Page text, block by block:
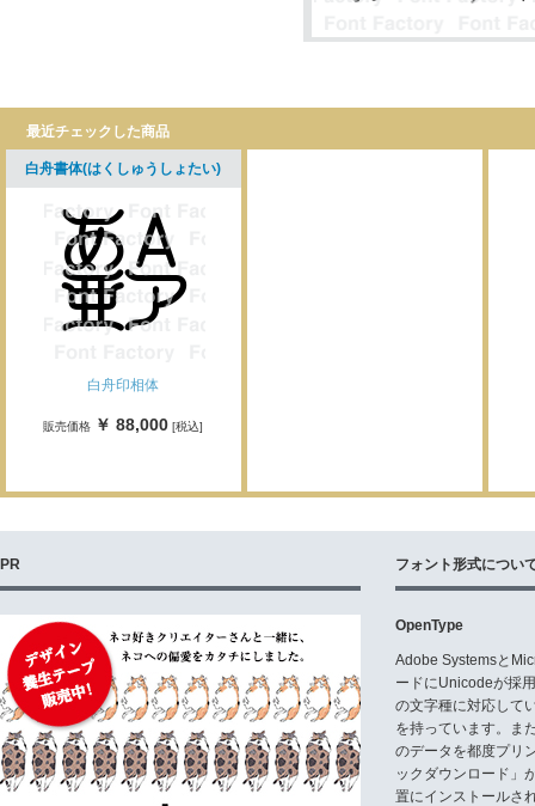
最近チェックした商品
白舟書体(はくしゅうしょたい)
白舟印相体
販売価格 ￥ 88,000 [税込]
PR フォント形式につい
OpenType
Adobe Systemsと
ードにUnicodeが採
の文字種に対応して
を持っています。ま
のデータを都度プリ
ックダウンロード」
置にインストールさ